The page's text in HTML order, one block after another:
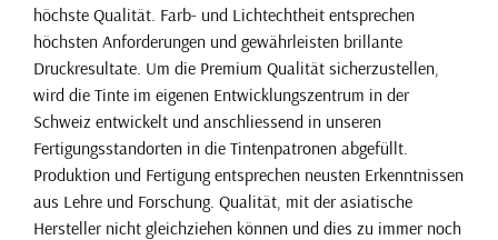
höchste Qualität. Farb- und Lichtechtheit entsprechen
höchsten Anforderungen und gewährleisten brillante
Druckresultate. Um die Premium Qualität sicherzustellen,
wird die Tinte im eigenen Entwicklungszentrum in der
Schweiz entwickelt und anschliessend in unseren
Fertigungsstandorten in die Tintenpatronen abgefüllt.
Produktion und Fertigung entsprechen neusten Erkenntnissen
aus Lehre und Forschung. Qualität, mit der asiatische
Hersteller nicht gleichziehen können und dies zu immer noch